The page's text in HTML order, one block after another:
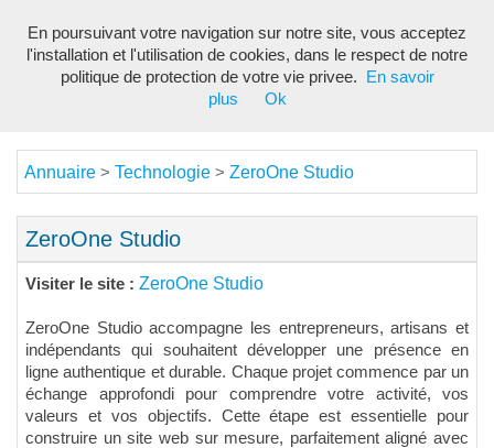
Annuaire > Technologie > ZeroOne Studio
ZeroOne Studio
Visiter le site : ZeroOne Studio
ZeroOne Studio accompagne les entrepreneurs, artisans et
indépendants qui souhaitent développer une présence en
ligne authentique et durable. Chaque projet commence par un
échange approfondi pour comprendre votre activité, vos
valeurs et vos objectifs. Cette étape est essentielle pour
construire un site web sur mesure, parfaitement aligné avec
En poursuivant votre navigation sur notre site, vous acceptez
l'installation et l'utilisation de cookies, dans le respect de notre
politique de protection de votre vie privee.
En savoir
plus
Ok